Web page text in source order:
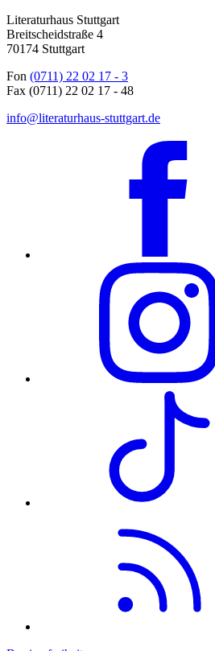
Literaturhaus Stuttgart
Breitscheidstraße 4
70174 Stuttgart
Fon (0711) 22 02 17 - 3
Fax (0711) 22 02 17 - 48
info@literaturhaus-stuttgart.de